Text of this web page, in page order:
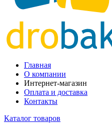
Главная
О компании
Интернет-магазин
Оплата и доставка
Контакты
Каталог товаров